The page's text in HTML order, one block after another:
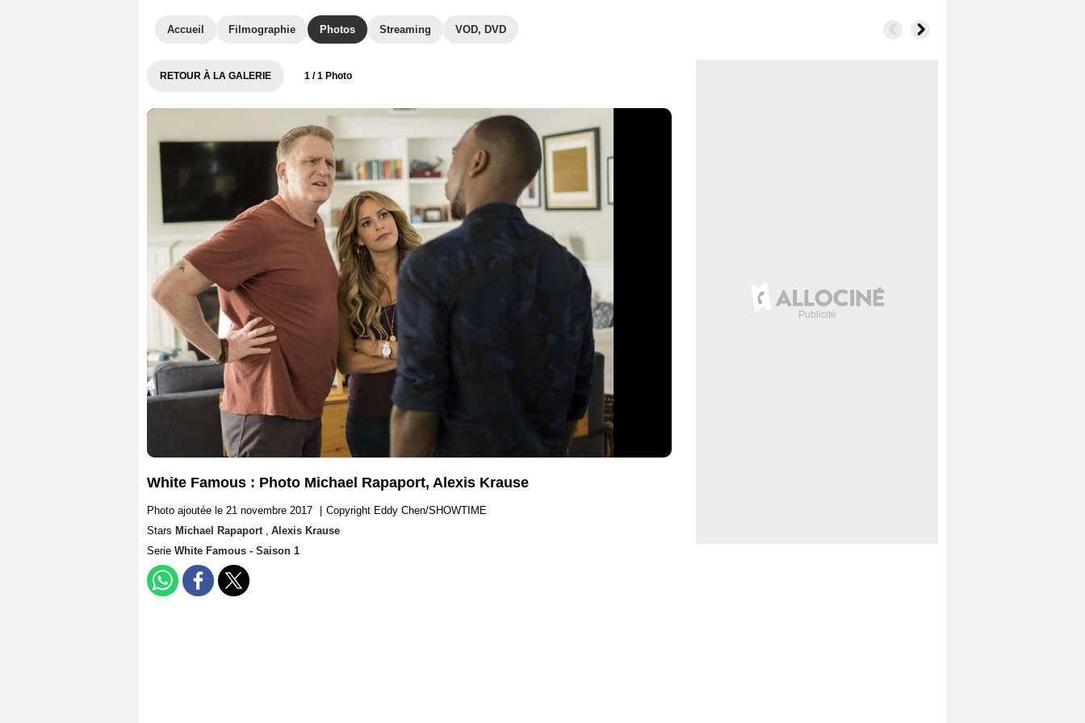
Accueil Filmographie Photos Streaming VOD, DVD
RETOUR À LA GALERIE 1 / 1 Photo
White Famous : Photo Michael Rapaport, Alexis Krause
Photo ajoutée le 21 novembre 2017
Copyright Eddy Chen/SHOWTIME
Stars Michael Rapaport , Alexis Krause
Serie White Famous - Saison 1